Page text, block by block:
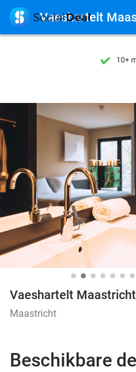
7 dagen
10+
7 dagen
10+
 Vaeshartelt
Vaeshartelt Maastricht
Maastricht
Beschikbare